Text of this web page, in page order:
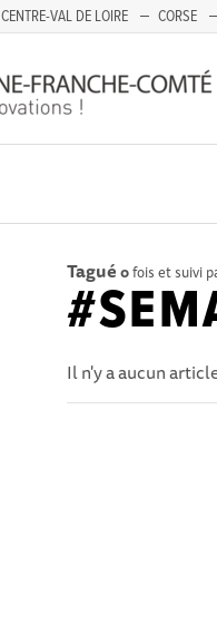
CENTRE-VAL DE LOIRE CORSE
Tagué 0fois et suivi
Il n'y a aucun